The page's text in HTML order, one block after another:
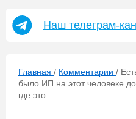
Наш телеграм-
Главная / Комментарии /
было ИП на этот человеке
где это...